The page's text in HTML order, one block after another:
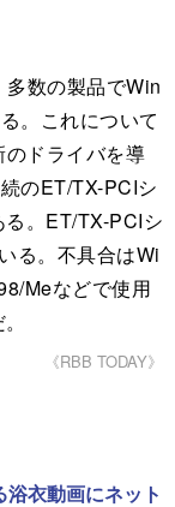
数の製品でWin
。これについて
ドライバを導
のET/TX-PCIシ
。ET/TX-PCIシ
る。不具合はWi
Meなどで使用
《RBB TODAY》
衣動画にネット